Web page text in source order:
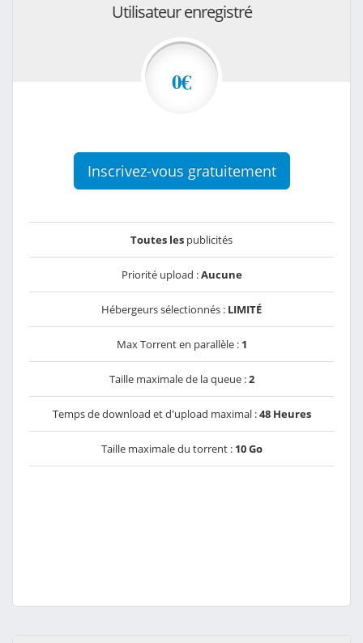
Utilisateur enregistré
0€
Inscrivez-vous gratuitement
Toutes les publicités
Priorité upload :Aucune
Hébergeurs sélectionnés : LIMITÉ
Max Torrent en parallèle : 1
Taille maximale de la queue :2
Temps de download et d'upload maximal :48 Heures
Taille maximale du torrent : 10 Go